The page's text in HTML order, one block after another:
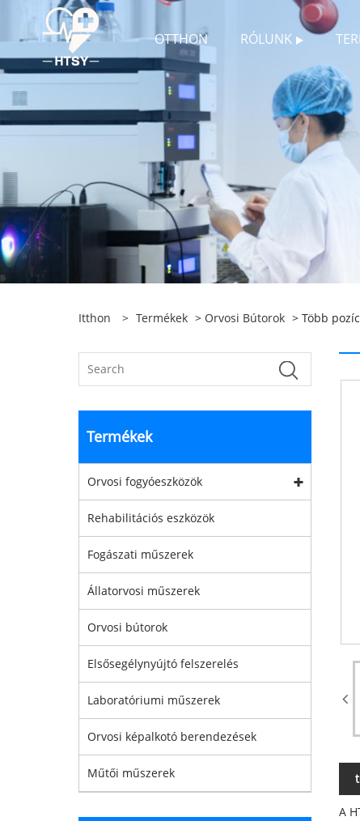
OTTHON RÓLUNK
Itthon > Termékek > Orvosi Bútorok > Több
Termékek
Orvosi fogyóeszközök
Rehabilitációs eszközök
Fogászati ​​műszerek
Állatorvosi műszerek
Orvosi bútorok
Elsősegélynyújtó felszerelés
Laboratóriumi műszerek
Orvosi képalkotó berendezések
Műtői műszerek
A